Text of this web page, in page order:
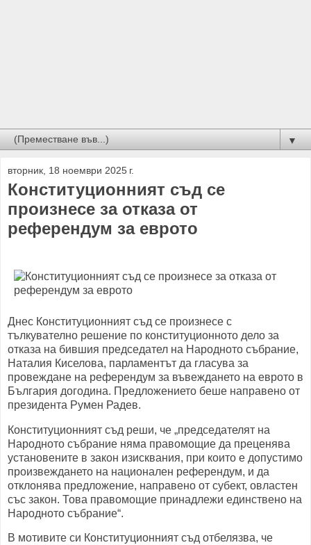
▼
вторник, 18 ноември 2025 г.
Конституционният съд се
произнесе за отказа от
референдум за еврото
Днес Конституционният съд се произнесе с
тълкувателно решение по конституционното дело за
отказа на бившия председател на Народното събрание,
Наталия Киселова, парламентът да гласува за
провеждане на референдум за въвеждането на еврото в
България догодина. Предложението беше направено от
президента Румен Радев.
Конституционният съд реши, че „председателят на
Народното събрание няма правомощие да преценява
установените в закон изисквания, при които е допустимо
произвеждането на национален референдум, и да
отклонява предложение, направено от субект, овластен
със закон. Това правомощие принадлежи единствено на
Народното събрание“.
В мотивите си Конституционният съд отбелязва, че